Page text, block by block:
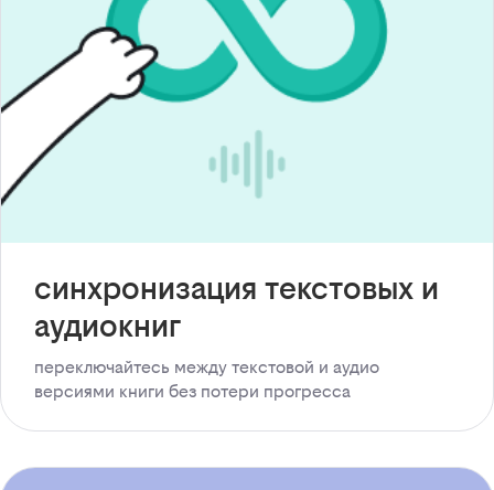
синхронизация текстовых и
аудиокниг
переключайтесь между текстовой и аудио
версиями книги без потери прогресса